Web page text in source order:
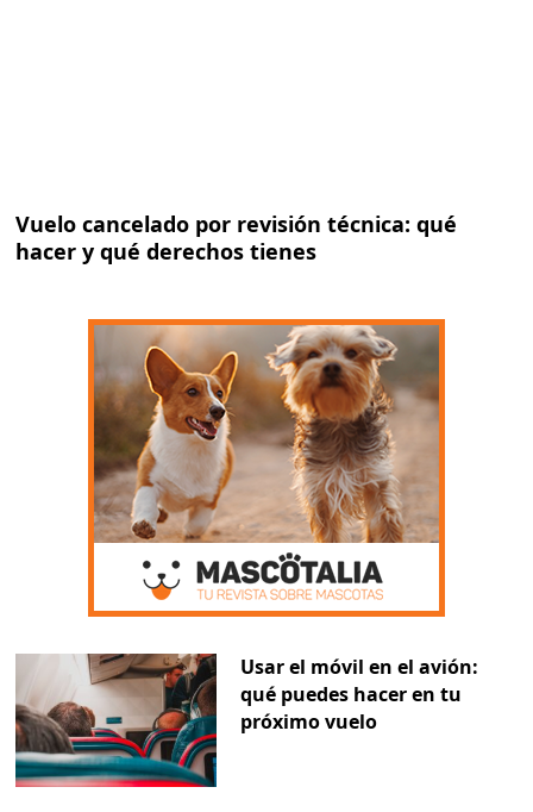
Vuelo cancelado por revisión técnica: qué
hacer y qué derechos tienes
Usar el móvil en el avión:
qué puedes hacer en tu
próximo vuelo